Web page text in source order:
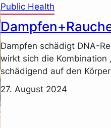
Public Health
Dampfen schädigt DNA-
wirkt sich die Kombination
schädigend auf den
27. August 2024